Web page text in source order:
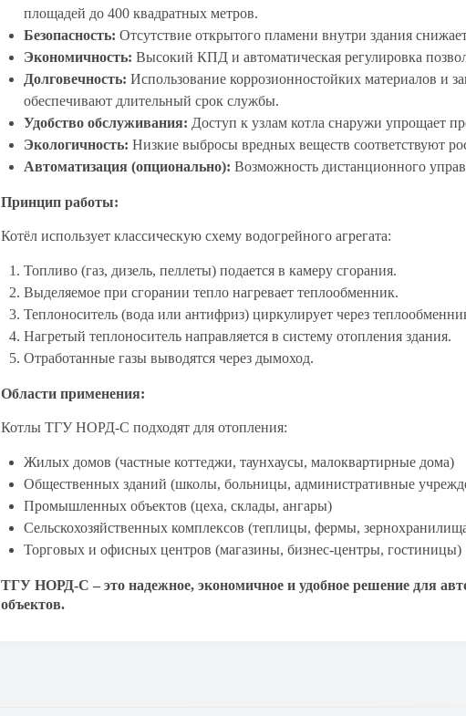
площадей до 400 квадратных метров.
Безопасность: Отсутствие открытого пламени внутри здания
Экономичность: Высокий КПД и автоматическая регулировка
Долговечность: Использование коррозионностойких материалов и
обеспечивают длительный срок службы.
Удобство обслуживания: Доступ к узлам котла снаружи упрощает
Экологичность: Низкие выбросы вредных веществ соответствуют
Автоматизация (опционально): Возможность дистанционного
Принцип работы:
Котёл использует классическую схему водогрейного агрегата:
Топливо (газ, дизель, пеллеты) подается в камеру сгорания.
Выделяемое при сгорании тепло нагревает теплообменник.
Теплоноситель (вода или антифриз) циркулирует через
Нагретый теплоноситель направляется в систему отопления здания.
Отработанные газы выводятся через дымоход.
Области применения:
Котлы ТГУ НОРД-С подходят для отопления:
Жилых домов (частные коттеджи, таунхаусы, малоквартирные дома)
Общественных зданий (школы, больницы, административные
Промышленных объектов (цеха, склады, ангары)
Сельскохозяйственных комплексов (теплицы, фермы,
Торговых и офисных центров (магазины, бизнес-центры, гостиницы)
ТГУ НОРД-С – это надежное, экономичное и удобное решение для
объектов.